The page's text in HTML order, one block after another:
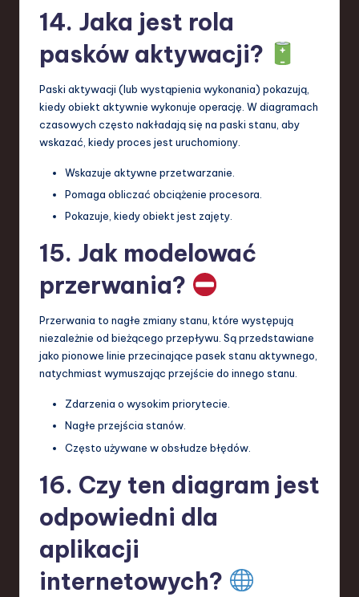
14. Jaka jest rola
pasków aktywacji?
Paski aktywacji (lub wystąpienia wykonania) pokazują,
kiedy obiekt aktywnie wykonuje operację. W diagramach
czasowych często nakładają się na paski stanu, aby
wskazać, kiedy proces jest uruchomiony.
Wskazuje aktywne przetwarzanie.
Pomaga obliczać obciążenie procesora.
Pokazuje, kiedy obiekt jest zajęty.
15. Jak modelować
przerwania?
Przerwania to nagłe zmiany stanu, które występują
niezależnie od bieżącego przepływu. Są przedstawiane
jako pionowe linie przecinające pasek stanu aktywnego,
natychmiast wymuszając przejście do innego stanu.
Zdarzenia o wysokim priorytecie.
Nagłe przejścia stanów.
Często używane w obsłudze błędów.
16. Czy ten diagram jest
odpowiedni dla
aplikacji
internetowych?